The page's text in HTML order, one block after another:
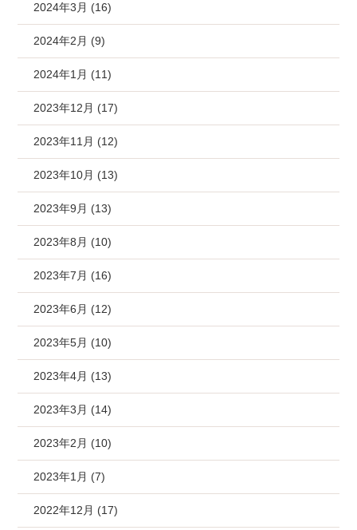
2024年3月 (16)
2024年2月 (9)
2024年1月 (11)
2023年12月 (17)
2023年11月 (12)
2023年10月 (13)
2023年9月 (13)
2023年8月 (10)
2023年7月 (16)
2023年6月 (12)
2023年5月 (10)
2023年4月 (13)
2023年3月 (14)
2023年2月 (10)
2023年1月 (7)
2022年12月 (17)